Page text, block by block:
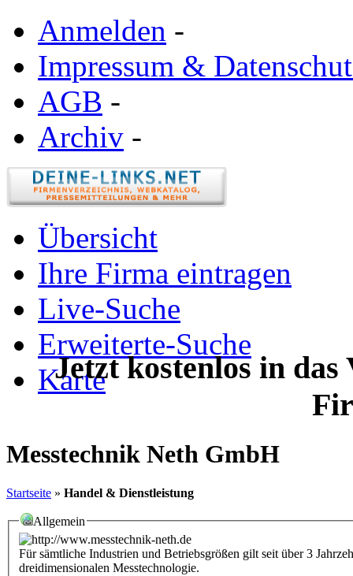
Anmelden -
Impressum &
AGB -
Archiv -
Übersicht
Ihre Firma eintragen
Live-Suche
Erweiterte-Suche
Karte
Jetzt kostenlos in
Messtechnik Neth GmbH
Startseite » Handel & Dienstleistung
Allgemein
Für sämtliche Industrien und Betriebsgrößen gilt seit über 3
dreidimensionalen Messtechnologie.